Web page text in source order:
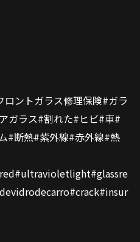
ントガラス修理保険#ガラ
ガラス#割れた#ヒビ#車#
#断熱#紫外線#赤外線#熱